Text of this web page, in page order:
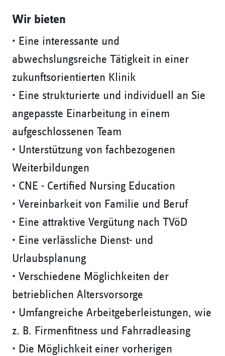
Wir bieten
• Eine interessante und
abwechslungsreiche Tätigkeit in einer
zukunftsorientierten Klinik
• Eine strukturierte und individuell an Sie
angepasste Einarbeitung in einem
aufgeschlossenen Team
• Unterstützung von fachbezogenen
Weiterbildungen
• CNE - Certified Nursing Education
• Vereinbarkeit von Familie und Beruf
• Eine attraktive Vergütung nach TVöD
• Eine verlässliche Dienst- und
Urlaubsplanung
• Verschiedene Möglichkeiten der
betrieblichen Altersvorsorge
• Umfangreiche Arbeitgeberleistungen, wie
z. B. Firmenfitness und Fahrradleasing
• Die Möglichkeit einer vorherigen